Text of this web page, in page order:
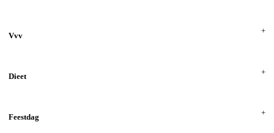
Vvv
Dieet
Feestdag